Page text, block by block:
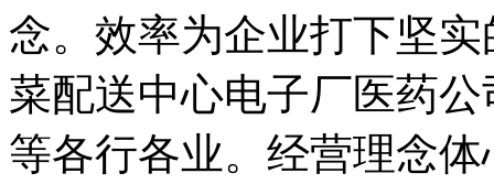
念。效率为企业打下坚
菜配送中心电子厂医药
等各行各业。经营理念